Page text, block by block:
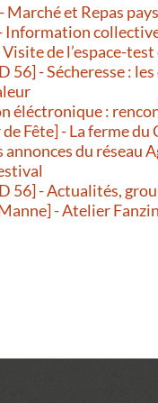
Marché et Repas
Information
de l’espace-
56] - Sécheresse :
éléctronique :
de Fête] - La ferme
annonces du réseau
56] - Actualités,
- Atelier